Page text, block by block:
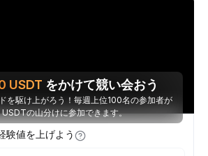
USDT をかけて競い会おう
を駆け上がろう！毎週上位100名の参加者が
の山分けに参加できます。
験値を上げよう